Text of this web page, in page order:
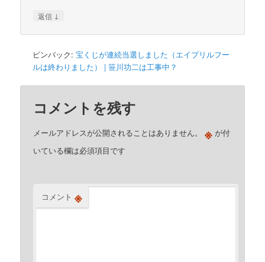
返信 ↓
ピンバック:宝くじが連続当選しました（エイプリルフー
ルは終わりました） | 笹川功二は工事中？
コメントを残す
メールアドレスが公開されることはありません。 ※ が付
いている欄は必須項目です
コメント ※